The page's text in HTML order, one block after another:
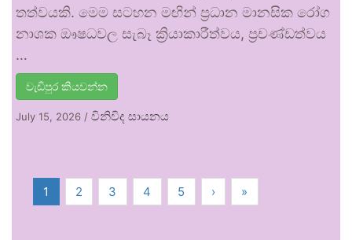
තත්වයකි. මෙම සටහන මඟින් ප්‍රධාන මානසික රෝග
නාශක ඖෂධවල සැබෑ ක්‍රියාකාරීත්වය, ප්‍රචණ්ඩත්වය
…
වැඩිපුර කියවන්න
July 15, 2026 / විනිවිද සායනය
1 2 3 4 5 › »